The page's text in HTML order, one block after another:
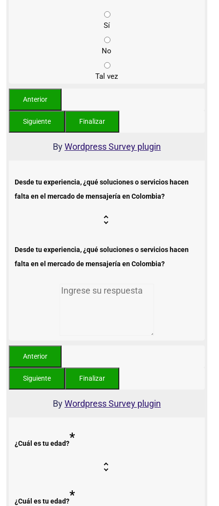
Sí
No
Tal vez
ByWordpress Survey plugin
Desde tu experiencia, ¿qué soluciones o servicios hacen
falta en el mercado de mensajería en Colombia?
Desde tu experiencia, ¿qué soluciones o servicios hacen
falta en el mercado de mensajería en Colombia?
ByWordpress Survey plugin
¿Cuál es tu edad?*
¿Cuál es tu edad?*